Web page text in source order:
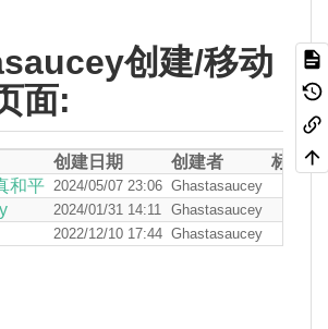
创建/移动
面:
创建日期 创建者
标签
和平 2024/05/07 23:06 Ghastasaucey
2024/01/31 14:11 Ghastasaucey
2022/12/10 17:44 Ghastasaucey